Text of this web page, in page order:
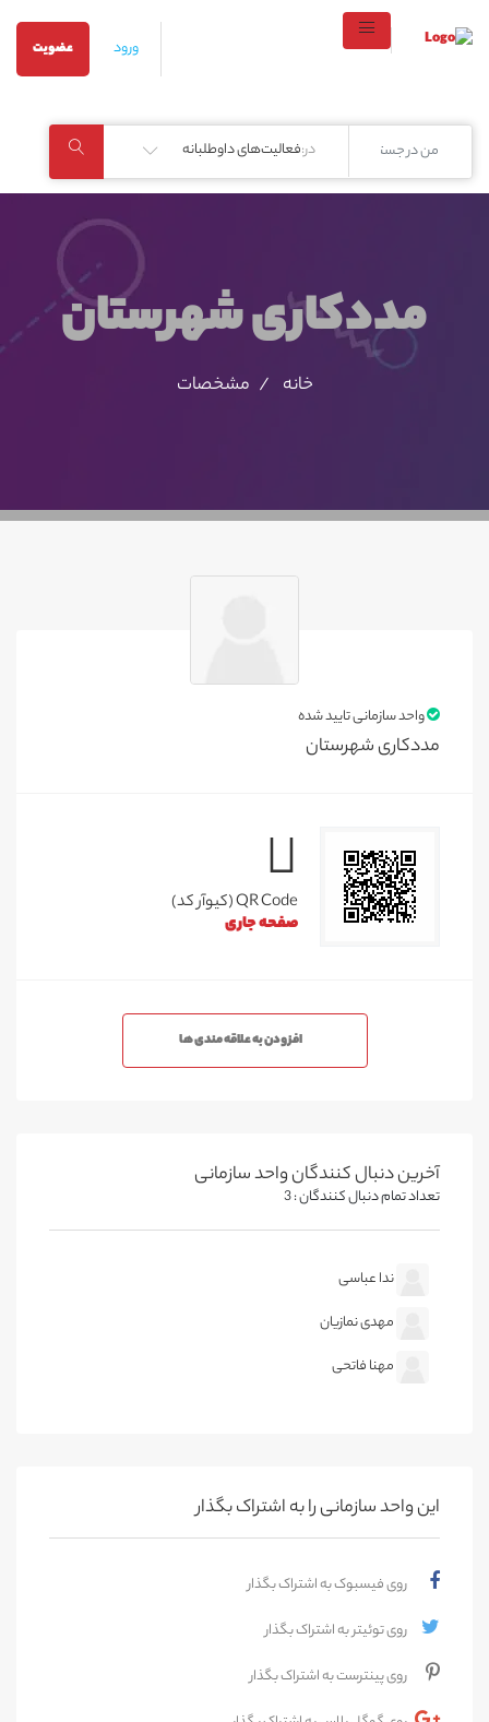
ورود عضویت
در:فعالیت‌های داوطلبانه
مددکاری شهرستان
خانه مشخصات
واحد سازمانی تایید شده
مددکاری شهرستان
QR Code (کیوآر کد)
صفحه جاری
افزودن به علاقه مندی ها
آخرین دنبال کنندگان واحد سازمانی
تعداد تمام دنبال کنندگان : 3
ندا عباسی
مهدی نمازیان
مهنا فاتحی
این واحد سازمانی را به اشتراک بگذار
روی فیسبوک به اشتراک بگذار
روی توئیتر به اشتراک بگذار
روی پینترست به اشتراک بگذار